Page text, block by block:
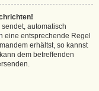
automatisch
eine entsprechende Regel
erhältst, so kannst
dem betreffenden